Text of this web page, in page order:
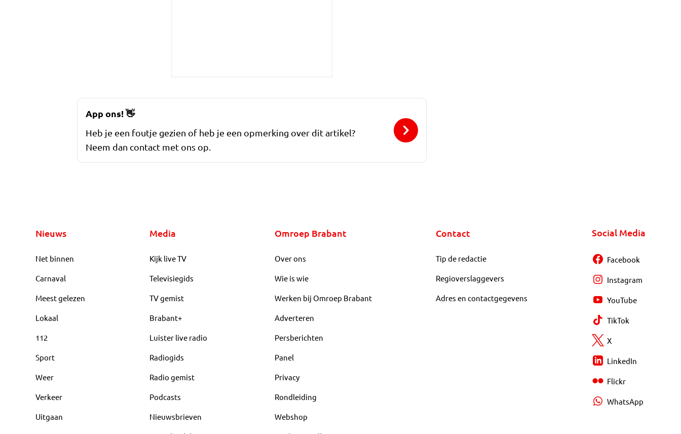
App ons!👋
Heb je een foutje gezien of heb je een opmerking over dit artikel?
Neem dan contact met ons op.
Nieuws
Net binnen
Carnaval
Meest gelezen
Lokaal
112
Sport
Weer
Verkeer
Uitgaan
Media
Kijk live TV
Televisiegids
TV gemist
Brabant+
Luister live radio
Radiogids
Radio gemist
Podcasts
Nieuwsbrieven
Omroep Brabant
Over ons
Wie is wie
Werken bij Omroep Brabant
Adverteren
Persberichten
Panel
Privacy
Rondleiding
Webshop
Contact
Tip de redactie
Regioverslaggevers
Adres en contactgegevens
Social Media
Facebook
Instagram
YouTube
TikTok
X
LinkedIn
Flickr
WhatsApp